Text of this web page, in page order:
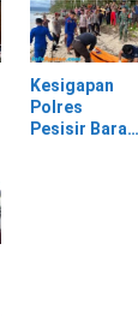
Gerak Cepat
Evakuasi
Material
Longsor
Kesigapan
Polres
Pesisir Barat